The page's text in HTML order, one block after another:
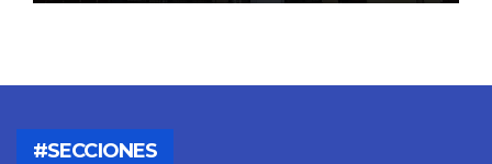
#SECCIONES